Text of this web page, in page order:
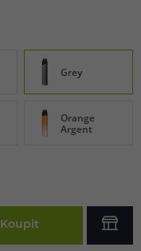
Grey
Orange
Argent
Koupit